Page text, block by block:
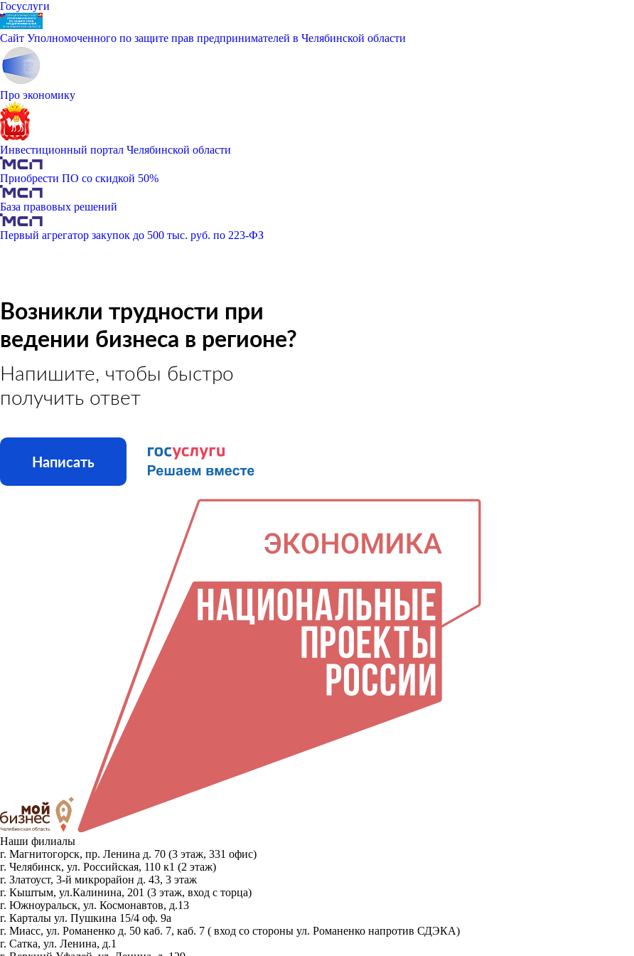
Госуслуги
Сайт Уполномоченного по защите прав предпринимателей в Челябинской области
Про экономику
Инвестиционный портал Челябинской области
Приобрести ПО со скидкой 50%
База правовых решений
Первый агрегатор закупок до 500 тыс. руб. по 223-ФЗ
Возникли трудности при
ведении бизнеса в регионе?
Напишите, чтобы быстро
получить ответ
Написать
Наши филиалы
г. Магнитогорск, пр. Ленина д. 70 (3 этаж, 331 офис)
г. Челябинск, ул. Российская, 110 к1 (2 этаж)
г. Златоуст, 3-й микрорайон д. 43, 3 этаж
г. Кыштым, ул.Калинина, 201 (3 этаж, вход с торца)
г. Южноуральск, ул. Космонавтов, д.13
г. Карталы ул. Пушкина 15/4 оф. 9а
г. Миасс, ул. Романенко д. 50 каб. 7, каб. 7 ( вход со стороны ул. Романенко напротив СДЭКА)
г. Сатка, ул. Ленина, д.1